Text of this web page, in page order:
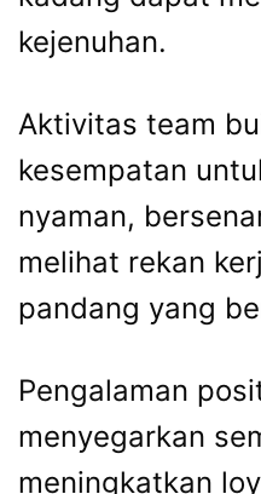
kejenuhan.
Aktivitas team
kesempatan
nyaman,
melihat rekan
pandang yang
Pengalaman
menyegarkan
meningkatkan